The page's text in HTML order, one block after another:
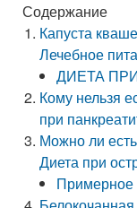
Содержание
Капуста
Лечебное
ДИЕТА
Кому нельзя
при
Можно ли
Диета при